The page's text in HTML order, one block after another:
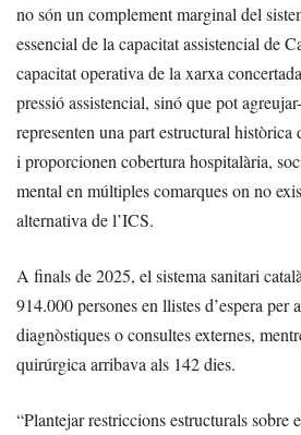
no són un complement marginal del
essencial de la capacitat assistencial de
capacitat operativa de la xarxa
pressió assistencial, sinó que pot
representen una part estructural històrica
i proporcionen cobertura hospitalària,
mental en múltiples comarques on no
alternativa de l’ICS.
A finals de 2025, el sistema sanitari
914.000 persones en llistes d’espera per
diagnòstiques o consultes externes,
quirúrgica arribava als 142 dies.
“Plantejar restriccions estructurals sobre